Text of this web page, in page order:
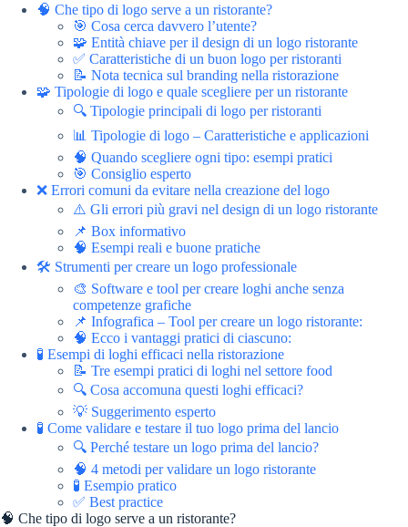
🧠 Che tipo di logo serve a un ristorante?
🎯 Cosa cerca davvero l’utente?
🧩 Entità chiave per il design di un logo ristorante
✅ Caratteristiche di un buon logo per ristoranti
📝 Nota tecnica sul branding nella ristorazione
🧩 Tipologie di logo e quale scegliere per un ristorante
🔍 Tipologie principali di logo per ristoranti
📊 Tipologie di logo – Caratteristiche e applicazioni
🧠 Quando scegliere ogni tipo: esempi pratici
🎯 Consiglio esperto
❌ Errori comuni da evitare nella creazione del logo
⚠️ Gli errori più gravi nel design di un logo ristorante
📌 Box informativo
🧠 Esempi reali e buone pratiche
🛠️ Strumenti per creare un logo professionale
🎨 Software e tool per creare loghi anche senza
competenze grafiche
📌 Infografica – Tool per creare un logo ristorante:
🧠 Ecco i vantaggi pratici di ciascuno:
🧪 Esempi di loghi efficaci nella ristorazione
📝 Tre esempi pratici di loghi nel settore food
🔍 Cosa accomuna questi loghi efficaci?
💡 Suggerimento esperto
🧪 Come validare e testare il tuo logo prima del lancio
🔍 Perché testare un logo prima del lancio?
🧠 4 metodi per validare un logo ristorante
🧪 Esempio pratico
✅ Best practice
🧠 Che tipo di logo serve a un ristorante?